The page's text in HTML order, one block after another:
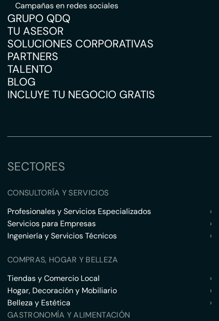
Campañas en redes sociales
GRUPO QDQ
TU ASESOR
SOLUCIONES CORPORATIVAS
PARTNERS
TALENTO
BLOG
INCLUYE TU NEGOCIO GRATIS
SECTORES
CONSULTORÍA Y SERVICIOS
Profesionales y Servicios Especializados
›
Servicios para Empresas
›
Ingeniería y Servicios Técnicos
›
COMPRAS, HOGAR Y BELLEZA
Tiendas y Comercio Local
›
Hogar, Decoración y Mobiliario
›
Belleza y Estética
›
GASTRONOMÍA Y ALIMENTACIÓN